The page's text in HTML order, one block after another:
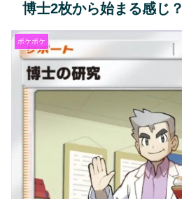
博士2枚から始まる感じ？
ポケポケ